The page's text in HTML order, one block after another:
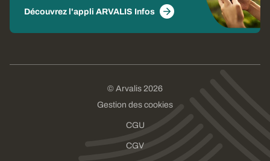
Découvrez l'appli ARVALIS Infos
© Arvalis 2026
Gestion des cookies
CGU
CGV